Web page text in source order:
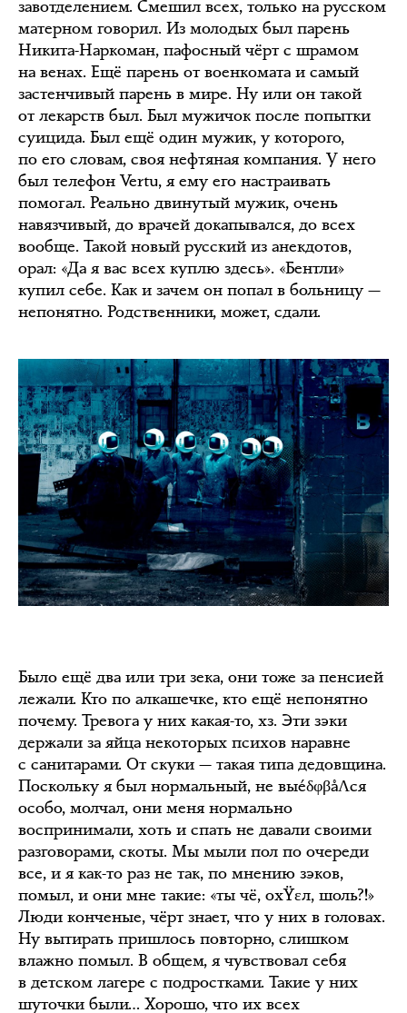
завотделением. Смешил всех, только на русском
матерном говорил. Из молодых был парень
Никита-Наркоман, пафосный чёрт с шрамом
на венах. Ещё парень от военкомата и самый
застенчивый парень в мире. Ну или он такой
от лекарств был. Был мужичок после попытки
суицида. Был ещё один мужик, у которого,
по его словам, своя нефтяная компания. У него
был телефон Vertu, я ему его настраивать
помогал. Реально двинутый мужик, очень
навязчивый, до врачей докапывался, до всех
вообще. Такой новый русский из анекдотов,
орал: «Да я вас всех куплю здесь». «Бентли»
купил себе. Как и зачем он попал в больницу —
непонятно. Родственники, может, сдали.
Было ещё два или три зека, они тоже за пенсией
лежали. Кто по алкашечке, кто ещё непонятно
почему. Тревога у них какая-то, хз. Эти зэки
держали за яйца некоторых психов наравне
с санитарами. От скуки — такая типа дедовщина.
Поскольку я был нормальный, не выéδφβåΛся
особо, молчал, они меня нормально
воспринимали, хоть и спать не давали своими
разговорами, скоты. Мы мыли пол по очереди
все, и я как-то раз не так, по мнению зэков,
помыл, и они мне такие: «ты чё, охŸεл, шоль?!»
Люди конченые, чёрт знает, что у них в головах.
Ну вытирать пришлось повторно, слишком
влажно помыл. В общем, я чувствовал себя
в детском лагере с подростками. Такие у них
шуточки были… Хорошо, что их всех